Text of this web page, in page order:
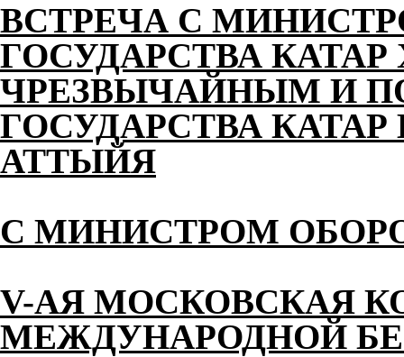
ВСТРЕЧА С
ГОСУДАРСТВА
ЧРЕЗВЫЧАЙНЫМ И
ГОСУДАРСТВА
АТТЫЙЯ
С МИНИСТРОМ
V-АЯ МОСКОВСКАЯ
МЕЖДУНАРОДНОЙ